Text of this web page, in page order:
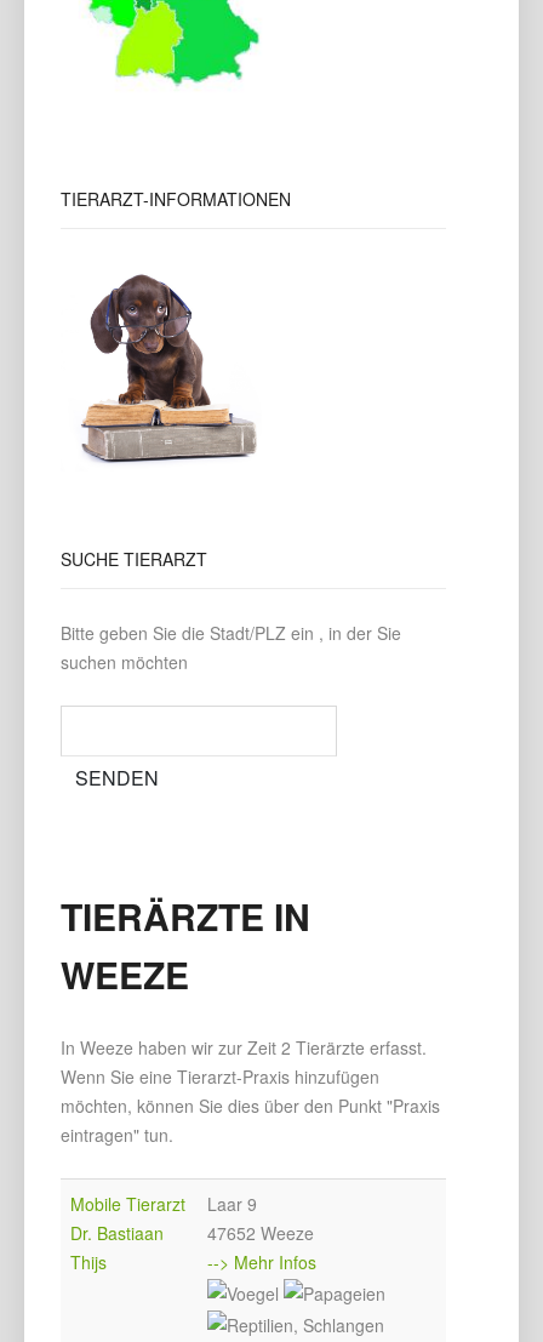
TIERARZT-INFORMATIONEN
SUCHE TIERARZT
Bitte geben Sie die Stadt/PLZ ein , in der Sie
suchen möchten
TIERÄRZTE IN
WEEZE
In Weeze haben wir zur Zeit 2 Tierärzte erfasst.
Wenn Sie eine Tierarzt-Praxis hinzufügen
möchten, können Sie dies über den Punkt "Praxis
eintragen" tun.
Mobile Tierarzt
Dr. Bastiaan
Thijs
Laar 9
47652 Weeze
--> Mehr Infos